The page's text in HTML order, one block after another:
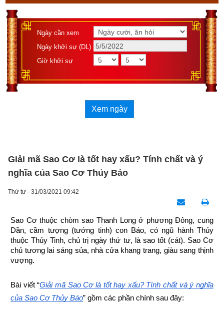
Ngày cần xem
Ngày khởi sự (DL)
Giờ khởi sự
Xem ngày
Giải mã Sao Cơ là tốt hay xấu? Tính chất và ý
nghĩa của Sao Cơ Thủy Báo
Thứ tư - 31/03/2021 09:42
Sao Cơ thuộc chòm sao Thanh Long ở phương Đông, cung
Dần, cầm tượng (tướng tinh) con Báo, có ngũ hành Thủy
thuộc Thủy Tinh, chủ trị ngày thứ tư, là sao tốt (cát). Sao Cơ
chủ tương lai sáng sủa, nhà cửa khang trang, giàu sang thịnh
vượng.
Bài viết “Giải mã Sao Cơ là tốt hay xấu? Tính chất và ý nghĩa
của Sao Cơ Thủy Báo” gồm các phần chính sau đây: